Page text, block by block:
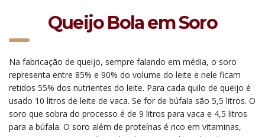
Queijo Bola em Soro
Na fabricação de queijo, sempre falando em média, o soro
representa entre 85% e 90% do volume do leite e nele ficam
retidos 55% dos nutrientes do leite. Para cada quilo de queijo é
usado 10 litros de leite de vaca. Se for de búfala são 5,5 litros. O
soro que sobra do processo é de 9 litros para vaca e 4,5 litros
para a búfala. O soro além de proteínas é rico em vitaminas,